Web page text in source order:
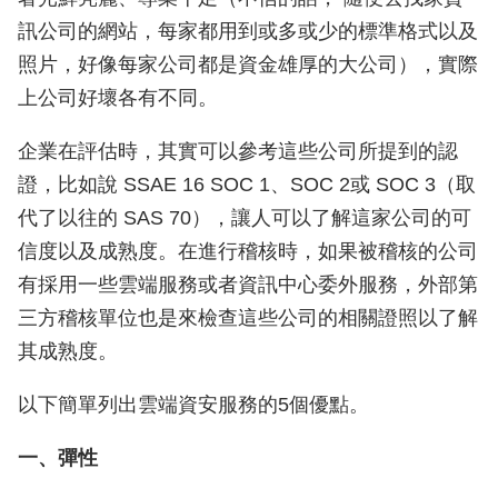
訊公司的網站，每家都用到或多或少的標準格式以及
照片，好像每家公司都是資金雄厚的大公司），實際
上公司好壞各有不同。
企業在評估時，其實可以參考這些公司所提到的認
證，比如說 SSAE 16 SOC 1、SOC 2或 SOC 3（取
代了以往的 SAS 70），讓人可以了解這家公司的可
信度以及成熟度。在進行稽核時，如果被稽核的公司
有採用一些雲端服務或者資訊中心委外服務，外部第
三方稽核單位也是來檢查這些公司的相關證照以了解
其成熟度。
以下簡單列出雲端資安服務的5個優點。
一、彈性